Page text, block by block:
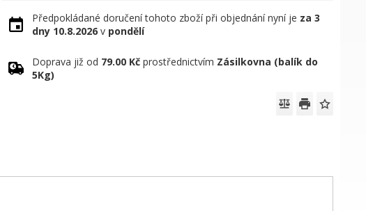
Předpokládané doručení tohoto zboží při objednání nyní je za 3
dny 10.8.2026 v pondělí
Doprava již od 79.00 Kč prostřednictvím Zásilkovna (balík do
5Kg)